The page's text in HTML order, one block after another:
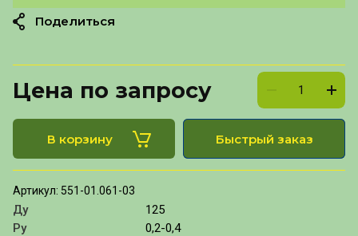
Цена по запросу
В корзину Быстрый заказ
Артикул: 551-01.061-03
Ду
125
Ру
0,2-0,4
Поделиться